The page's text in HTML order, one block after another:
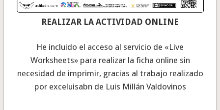
REALIZAR LA ACTIVIDAD ONLINE
He incluido el acceso al servicio de «Live
Worksheets» para realizar la ficha online sin
necesidad de imprimir, gracias al trabajo realizado
por exceluisabn de Luis Millán Valdovinos